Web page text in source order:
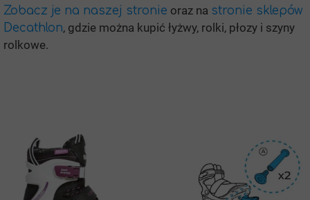
Zobacz je na naszej stronie oraz na stronie sklepów
Decathlon, gdzie można kupić łyżwy, rolki, płozy i szyny
rolkowe.